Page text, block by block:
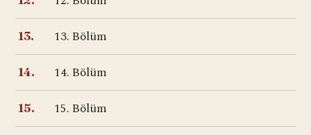
13. 13. Bölüm
14. 14. Bölüm
15. 15. Bölüm